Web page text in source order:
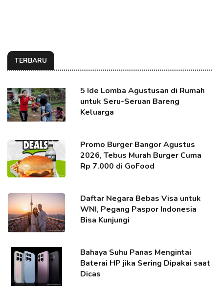
TERBARU
5 Ide Lomba Agustusan di Rumah
untuk Seru-Seruan Bareng
Keluarga
Promo Burger Bangor Agustus
2026, Tebus Murah Burger Cuma
Rp 7.000 di GoFood
Daftar Negara Bebas Visa untuk
WNI, Pegang Paspor Indonesia
Bisa Kunjungi
Bahaya Suhu Panas Mengintai
Baterai HP jika Sering Dipakai saat
Dicas